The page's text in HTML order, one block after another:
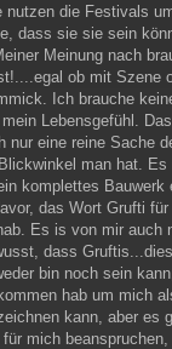
nutzen die Festivals
dass sie sie sein
Meinung nach
ob mit Szene
Ich brauche
mein Lebensgefühl.
nur eine reine Sache
man hat.
komplettes Bauwerk
das Wort Grufti
Es is von mir auch
dass
bin noch sein
hab um mich
kann, aber es
für mich